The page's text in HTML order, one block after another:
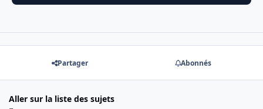
Partager Abonnés
Aller sur la liste des sujets